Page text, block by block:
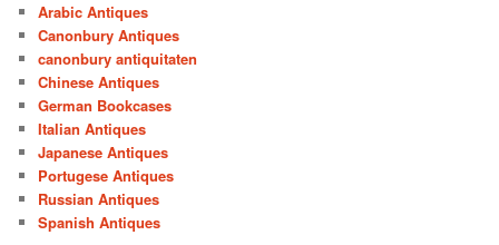
Arabic Antiques
Canonbury Antiques
canonbury antiquitaten
Chinese Antiques
German Bookcases
Italian Antiques
Japanese Antiques
Portugese Antiques
Russian Antiques
Spanish Antiques